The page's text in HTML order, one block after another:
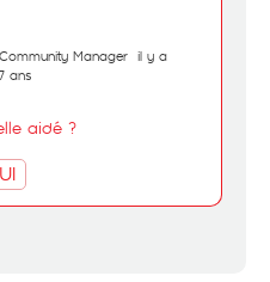
Manager il y a
ans
aidé ?